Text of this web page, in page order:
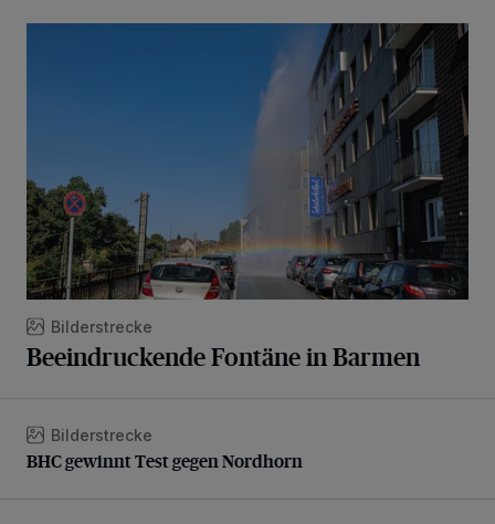
Bilderstrecke
Beeindruckende Fontäne in Barmen
BHC gewinnt Test gegen Nordhorn
Bilderstrecke
BHC gewinnt Test gegen Nordhorn